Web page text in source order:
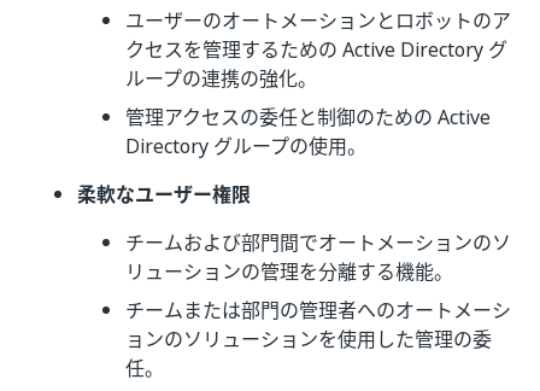
ユーザーのオートメーションとロボットのア
クセスを管理するための Active Directory グ
ループの連携の強化。
管理アクセスの委任と制御のための Active
Directory グループの使用。
柔軟なユーザー権限
チームおよび部門間でオートメーションのソ
リューションの管理を分離する機能。
チームまたは部門の管理者へのオートメーシ
ョンのソリューションを使用した管理の委
任。